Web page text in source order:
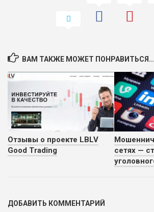
ВАМ ТАКЖЕ МОЖЕТ ПОНРАВИТЬСЯ...
Отзывы о проекте LBLV
Good Trading
сетях —
ДОБАВИТЬ КОММЕНТАРИЙ